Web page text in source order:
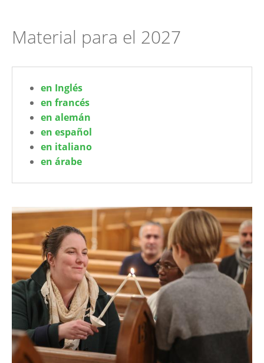
Material para el 2027
en Inglés
en francés
en alemán
en español
en italiano
en árabe
Image